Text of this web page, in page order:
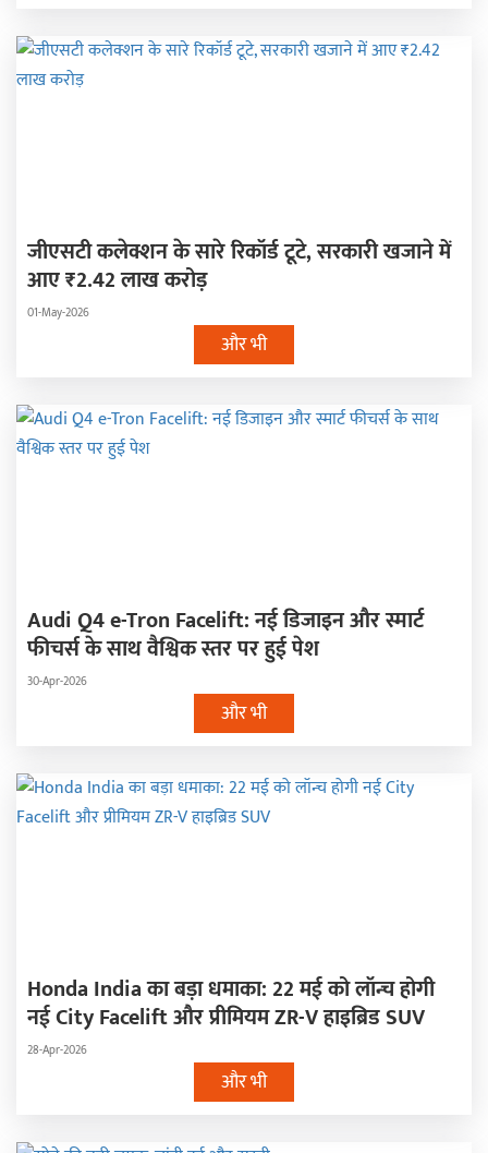
जीएसटी कलेक्शन के सारे रिकॉर्ड टूटे, सरकारी खजाने में
आए ₹2.42 लाख करोड़
01-May-2026
और भी
Audi Q4 e-Tron Facelift: नई डिजाइन और स्मार्ट
फीचर्स के साथ वैश्विक स्तर पर हुई पेश
30-Apr-2026
और भी
Honda India का बड़ा धमाका: 22 मई को लॉन्च होगी
नई City Facelift और प्रीमियम ZR-V हाइब्रिड SUV
28-Apr-2026
और भी